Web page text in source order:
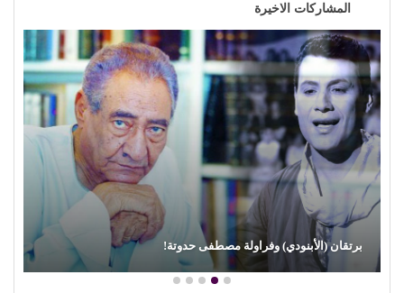
المشاركات الاخيرة
برتقان (الأبنودي) وفراولة مصطفى حدوتة!